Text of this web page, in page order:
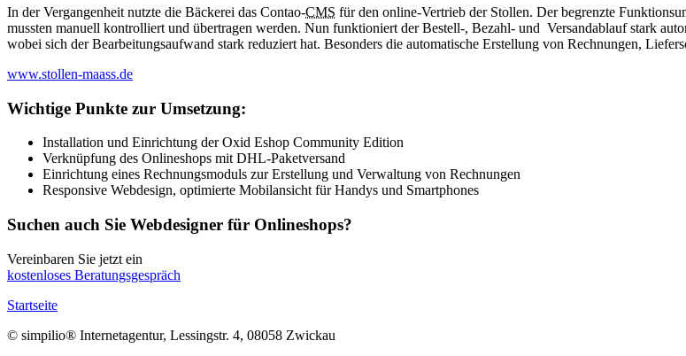
In der Vergangenheit nutzte die Bäckerei das Contao-CMS für den online-Vertrieb der Stollen. Der begrenzte
mussten manuell kontrolliert und übertragen werden. Nun funktioniert der Bestell-, Bezahl- und Versandablauf stark
wobei sich der Bearbeitungsaufwand stark reduziert hat. Besonders die automatische Erstellung von Rechnungen,
www.stollen-maass.de
Wichtige Punkte zur Umsetzung:
Installation und Einrichtung der Oxid Eshop Community Edition
Verknüpfung des Onlineshops mit DHL-Paketversand
Einrichtung eines Rechnungsmoduls zur Erstellung und Verwaltung von Rechnungen
Responsive Webdesign, optimierte Mobilansicht für Handys und Smartphones
Suchen auch Sie Webdesigner für Onlineshops?
Vereinbaren Sie jetzt ein
kostenloses Beratungsgespräch
Startseite
© simpilio® Internetagentur, Lessingstr. 4, 08058 Zwickau